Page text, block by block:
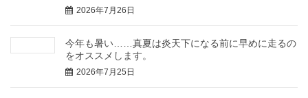
2026年7月26日
今年も暑い……真夏は炎天下になる前に早めに走るの
をオススメします。
2026年7月25日